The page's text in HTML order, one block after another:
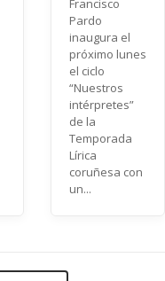
Francisco
Pardo
inaugura el
próximo lunes
el ciclo
“Nuestros
intérpretes”
de la
Temporada
Lírica
coruñesa con
un...